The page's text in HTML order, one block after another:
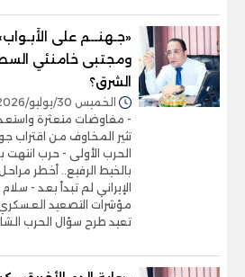
«جـهنــم على
ومجتبى خامنئي
الشرق؟
الخميس 30/يوليو/2026 - 06:40 م
- مفاوضات متعثرة
تثير المخاوف من اقتراب
الحرب الأولى - حرب انتهت
بالخيط الرفيع.. أخطر
الإيراني لم تبدأ بعد -
مؤشرات التصعيد
تعيد طرح سؤال الحرب